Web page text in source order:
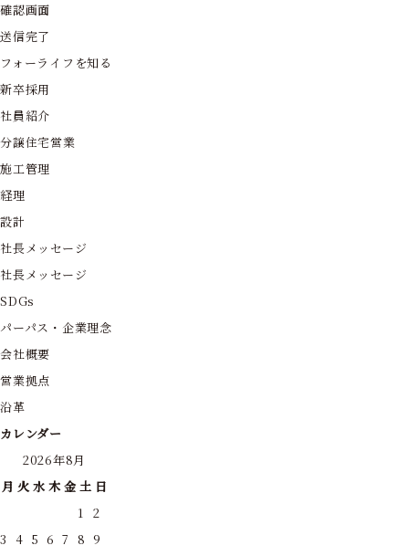
確認画面
送信完了
フォーライフを知る
新卒採用
社員紹介
分譲住宅営業
施工管理
経理
設計
社長メッセージ
社長メッセージ
SDGs
パーパス・企業理念
会社概要
営業拠点
沿革
カレンダー
2026年8月
月 火水 木金 土 日
1 2
3 4 5 6 7 8 9